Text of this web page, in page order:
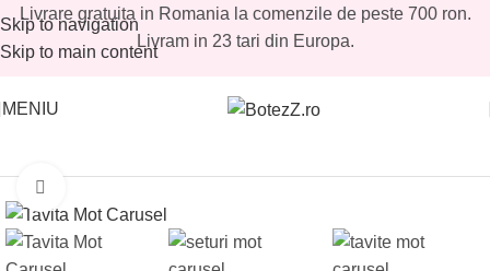
Skip to navigation
Skip to main content
Livrare gratuita in Romania la comenzile de peste 700 ron.
Livram in 23 tari din Europa.
MENIU